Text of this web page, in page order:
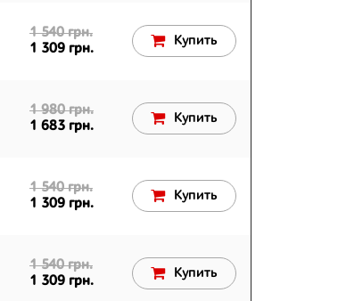
1 540 грн.
1 309 грн.
Купить
1 980 грн.
1 683 грн.
Купить
1 540 грн.
1 309 грн.
Купить
1 540 грн.
1 309 грн.
Купить